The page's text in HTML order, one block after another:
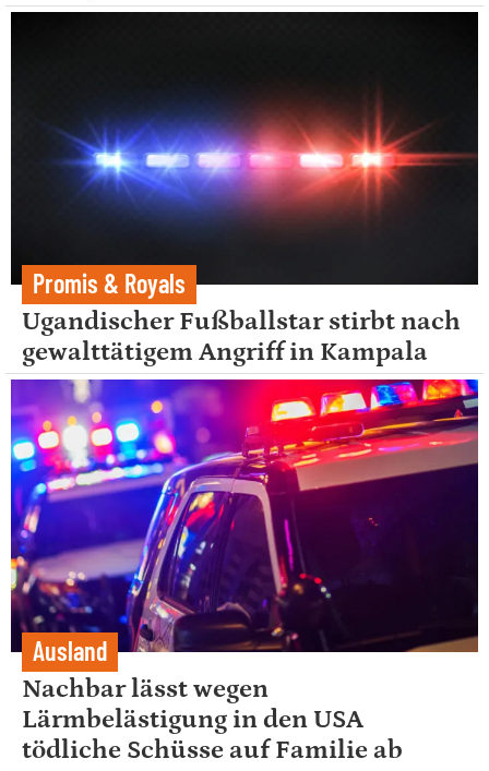
Promis & Royals
Ugandischer Fußballstar stirbt nach
gewalttätigem Angriff in Kampala
Ausland
Nachbar lässt wegen
Lärmbelästigung in den USA
tödliche Schüsse auf Familie ab